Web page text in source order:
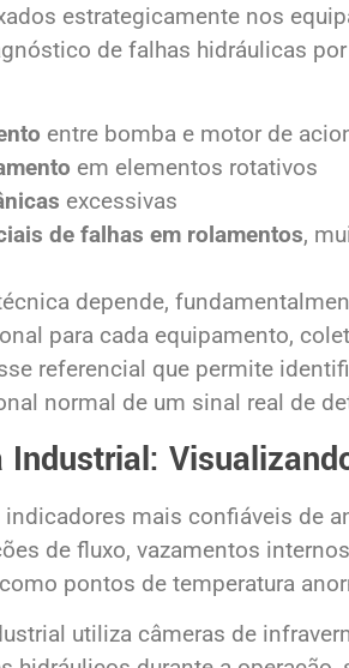
estrategicamente nos
de falhas hidráulicas
entre bomba e motor de
em elementos rotativos
excessivas
de falhas em rolamentos,
depende,
para cada equipamento,
referencial que permite
normal de um sinal real de
Industrial:
indicadores mais confiáveis de
de fluxo, vazamentos
pontos de temperatura
utiliza câmeras de